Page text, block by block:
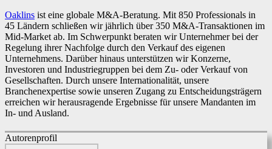
Oaklins ist eine globale M&A-Beratung. Mit 850 Professionals in
45 Ländern schließen wir jährlich über 350 M&A-Transaktionen im
Mid-Market ab. Im Schwerpunkt beraten wir Unternehmer bei der
Regelung ihrer Nachfolge durch den Verkauf des eigenen
Unternehmens. Darüber hinaus unterstützen wir Konzerne,
Investoren und Industriegruppen bei dem Zu- oder Verkauf von
Gesellschaften. Durch unsere Internationalität, unsere
Branchenexpertise sowie unseren Zugang zu Entscheidungsträgern
erreichen wir herausragende Ergebnisse für unsere Mandanten im
In- und Ausland.
Autorenprofil